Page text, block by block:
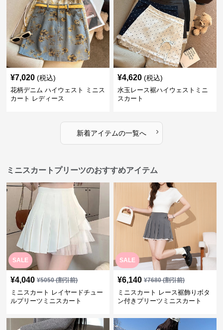
¥7,020 (税込)
花柄デニム ハイウェスト ミニス
カート レディース
¥4,620 (税込)
水玉レース裾ハイウェストミニ
スカート
新着アイテムの一覧へ ›
ミニスカートプリーツのおすすめアイテム
SALE
¥4,040 ¥5050(割引前)
ミニスカート レイヤードチュー
ルプリーツミニスカート
SALE
¥6,140 ¥7680(割引前)
ミニスカート レース裾飾りボタ
ン付きプリーツミニスカート